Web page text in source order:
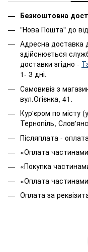
Безкоштовна
"Нова Пошта" до
Адресна доставка
здійснюється
доставки згідно -
1- 3 дні.
Самовивіз з
вул.Огієнка, 41.
Кур'єром по місту
Тернопіль,
Післяплата -
«Оплата
«Покупка
«Оплата
Оплата за